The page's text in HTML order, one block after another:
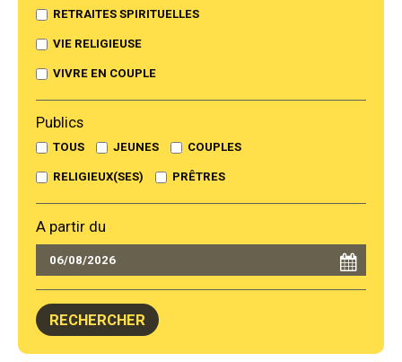
RETRAITES SPIRITUELLES
VIE RELIGIEUSE
VIVRE EN COUPLE
Publics
TOUS JEUNES COUPLES
RELIGIEUX(SES) PRÊTRES
A partir du